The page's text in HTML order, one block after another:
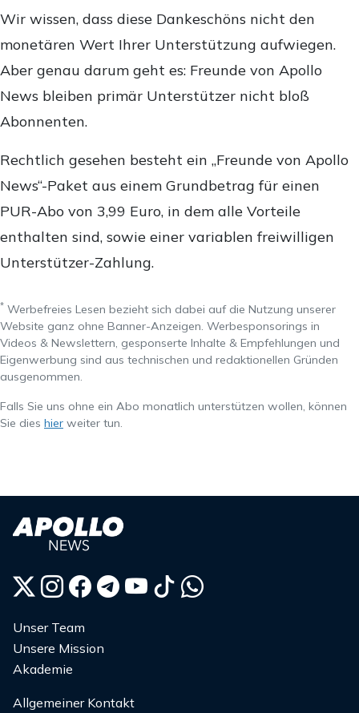
Wir wissen, dass diese Dankeschöns nicht den
monetären Wert Ihrer Unterstützung aufwiegen.
Aber genau darum geht es: Freunde von Apollo
News bleiben primär Unterstützer nicht bloß
Abonnenten.
Rechtlich gesehen besteht ein „Freunde von Apollo
News“-Paket aus einem Grundbetrag für einen
PUR-Abo von 3,99 Euro, in dem alle Vorteile
enthalten sind, sowie einer variablen freiwilligen
Unterstützer-Zahlung.
* Werbefreies Lesen bezieht sich dabei auf die Nutzung unserer
Website ganz ohne Banner-Anzeigen. Werbesponsorings in
Videos & Newslettern, gesponserte Inhalte & Empfehlungen und
Eigenwerbung sind aus technischen und redaktionellen Gründen
ausgenommen.
Falls Sie uns ohne ein Abo monatlich unterstützen wollen, können
Sie dies hier weiter tun.
Unser Team
Unsere Mission
Akademie
Allgemeiner Kontakt